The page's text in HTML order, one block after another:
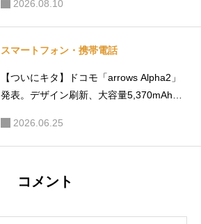
2026.08.10
スマートフォン・携帯電話
【ついにキタ】ドコモ「arrows Alpha2」
発表。デザイン刷新、大容量5,370mAhバ
2026.06.25
コメント